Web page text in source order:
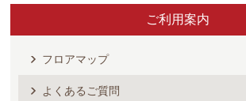
ご利用案内
フロアマップ
よくあるご質問